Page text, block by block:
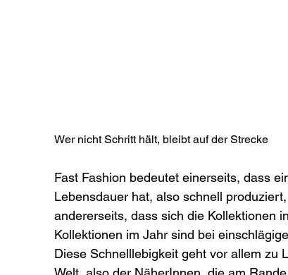
Wer nicht Schritt hält, bleibt auf der Strecke
Fast Fashion bedeutet einerseits, dass
Lebensdauer hat, also schnell
andererseits, dass sich die Kollektionen
Kollektionen im Jahr sind bei
Diese Schnelllebigkeit geht vor allem zu